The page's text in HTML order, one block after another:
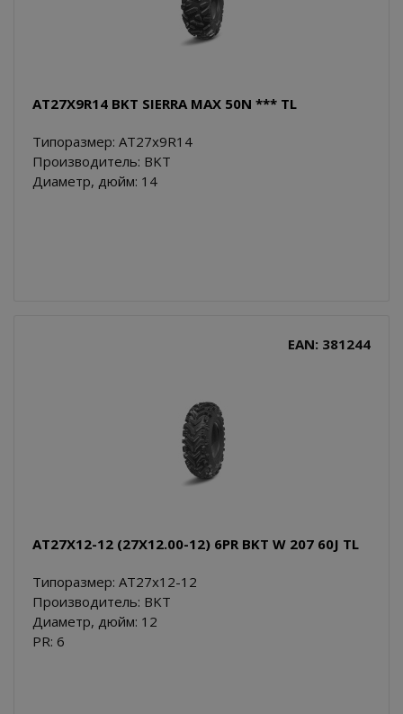
AT27X9R14 BKT SIERRA MAX 50N *** TL
Типоразмер: AT27x9R14
Производитель: BKT
Диаметр, дюйм: 14
EAN: 381244
AT27X12-12 (27X12.00-12) 6PR BKT W 207 60J TL
Типоразмер: AT27x12-12
Производитель: BKT
Диаметр, дюйм: 12
PR: 6